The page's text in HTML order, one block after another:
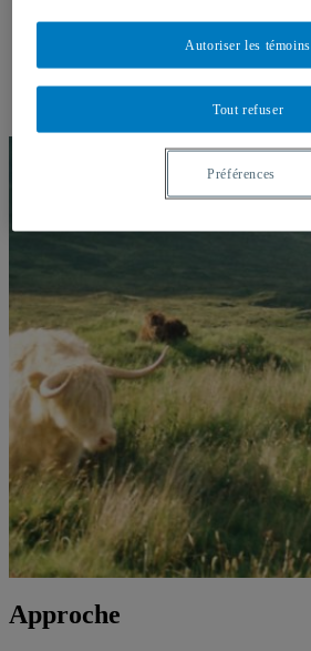
Photos du laboratoire
Projets de recherche
Publications
Dans les médias
Approche
Tout refuser
Autoriser les témoins
Préférences